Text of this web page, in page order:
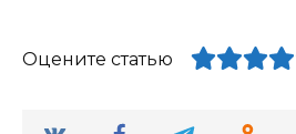
Оцените статью